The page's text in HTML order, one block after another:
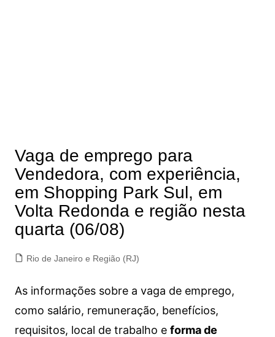
Vaga de emprego para
Vendedora, com experiência,
em Shopping Park Sul, em
Volta Redonda e região nesta
quarta (06/08)
Rio de Janeiro e Região (RJ)
As informações sobre a vaga de emprego,
como salário, remuneração, benefícios,
requisitos, local de trabalho e forma de